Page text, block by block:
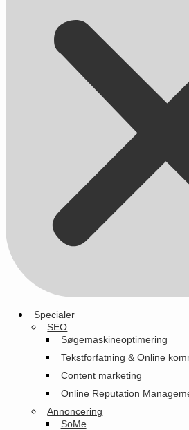
Specialer
SEO
Søgemaskineoptimering
Tekstforfatning & Online
Content marketing
Online Reputation
Annoncering
SoMe